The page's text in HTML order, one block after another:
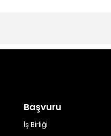
Başvuru
İş Birliği